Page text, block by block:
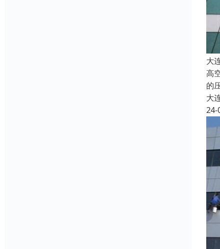
大
高
的
大
24-